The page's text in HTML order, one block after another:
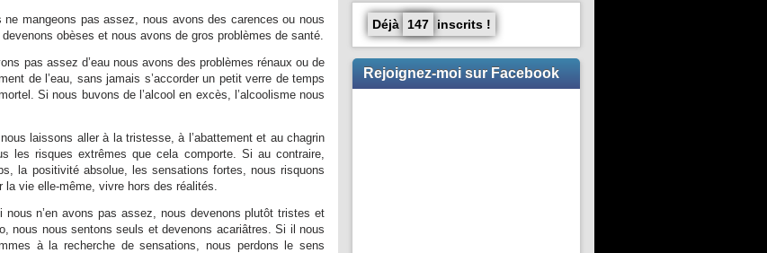
ne mangeons pas assez, nous avons des carences ou nous
obèses et nous avons de gros problèmes de santé.
pas assez d’eau nous avons des problèmes rénaux ou de
de l’eau, sans jamais s’accorder un petit verre de temps
Si nous buvons de l’alcool en excès, l’alcoolisme nous
laissons aller à la tristesse, à l’abattement et au chagrin
les risques extrêmes que cela comporte. Si au contraire,
la positivité absolue, les sensations fortes, nous risquons
vie elle-même, vivre hors des réalités.
nous n’en avons pas assez, nous devenons plutôt tristes et
nous nous sentons seuls et devenons acariâtres. Si il nous
à la recherche de sensations, nous perdons le sens
Déjà 147 inscrits !
Rejoignez-moi sur Facebook